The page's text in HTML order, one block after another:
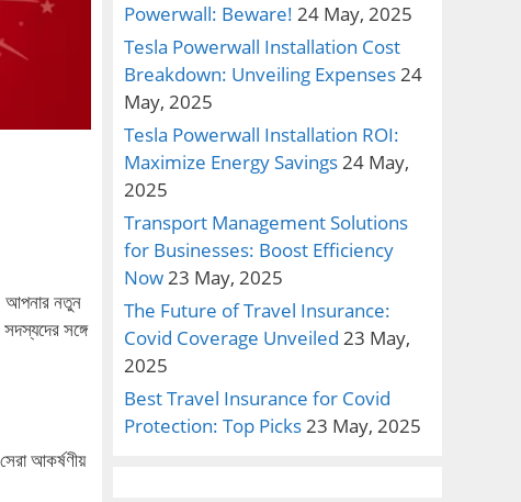
আপনার নতুন
সঙ্গে
আকর্ষণীয়
Powerwall: Beware! 24 May, 2025
Tesla Powerwall Installation Cost
Breakdown: Unveiling Expenses24
May, 2025
Tesla Powerwall Installation ROI:
Maximize Energy Savings24 May,
2025
Transport Management Solutions
for Businesses: Boost Efficiency
Now23 May, 2025
The Future of Travel Insurance:
Covid Coverage Unveiled 23 May,
2025
Best Travel Insurance for Covid
Protection: Top Picks23 May, 2025